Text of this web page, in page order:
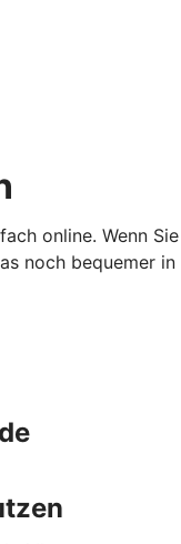
online. Wenn Sie
noch bequemer in